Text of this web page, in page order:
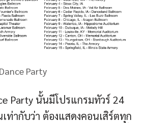
Party
Party นั้นมีโปรแกรมทัวร์ 24
ท่ากับว่า ต้องแสดงคอนเสิร์ตทุก